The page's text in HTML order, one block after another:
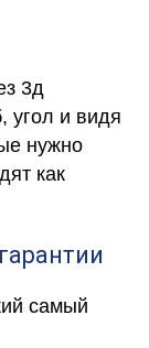
3д
угол и видя
нужно
как
самый